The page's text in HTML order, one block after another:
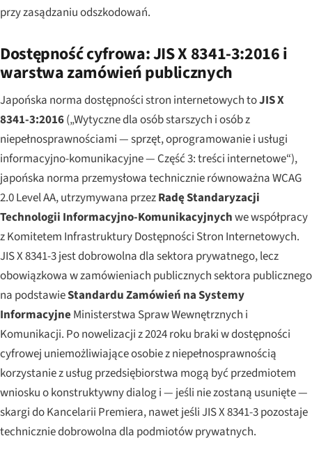
przy zasądzaniu odszkodowań.
Dostępność cyfrowa: JIS X 8341-3:2016 i
warstwa zamówień publicznych
Japońska norma dostępności stron internetowych toJIS X
8341-3:2016(„Wytyczne dla osób starszych i osób z
niepełnosprawnościami — sprzęt, oprogramowanie i usługi
informacyjno-komunikacyjne — Część 3: treści internetowe“),
japońska norma przemysłowa technicznie równoważna WCAG
2.0 Level AA, utrzymywana przezRadę Standaryzacji
Technologii Informacyjno-Komunikacyjnychwe współpracy
z Komitetem Infrastruktury Dostępności Stron Internetowych.
JIS X 8341-3 jest dobrowolna dla sektora prywatnego, lecz
obowiązkowa w zamówieniach publicznych sektora publicznego
na podstawieStandardu Zamówień na Systemy
InformacyjneMinisterstwa Spraw Wewnętrznych i
Komunikacji. Po nowelizacji z 2024 roku braki w dostępności
cyfrowej uniemożliwiające osobie z niepełnosprawnością
korzystanie z usług przedsiębiorstwa mogą być przedmiotem
wniosku o konstruktywny dialog i — jeśli nie zostaną usunięte —
skargi do Kancelarii Premiera, nawet jeśli JIS X 8341-3 pozostaje
technicznie dobrowolna dla podmiotów prywatnych.